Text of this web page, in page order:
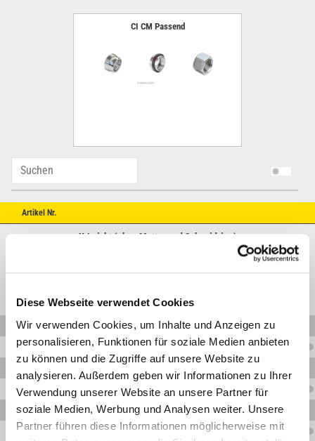
Diese Webseite verwendet Cookies
Wir verwenden Cookies, um Inhalte und Anzeigen zu
personalisieren, Funktionen für soziale Medien anbieten
zu können und die Zugriffe auf unsere Website zu
analysieren. Außerdem geben wir Informationen zu Ihrer
Verwendung unserer Website an unsere Partner für
soziale Medien, Werbung und Analysen weiter. Unsere
Partner führen diese Informationen möglicherweise mit
CI CM Passend
Artikel Nr.
X-Leicht (ohne Mutter und Schneidring)
V.XLELE06M10X1
V.XLELE08M12X1,5
V.XLELE12M16X1,5
V.XLELE15M18X1,5
V.XLELE18M22X1,5